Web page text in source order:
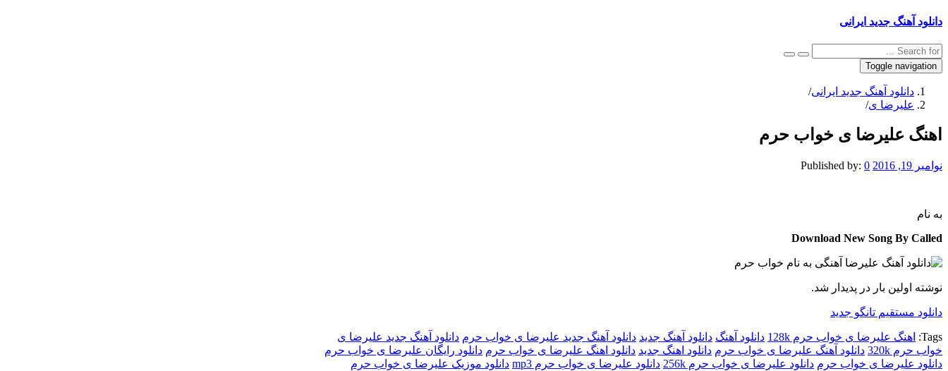
دانلود آهنگ جدید ایرانی
Toggle navigation
دانلود آهنگ جدید ایرانی/
علیرضا ی/
اهنگ علیرضا ی خواب حرم
نوامبر 19, 2016 Published by: 0
به نام
Download New Song By Called
نوشته اولین بار در پدیدار شد.
دانلود مستقیم تانگو جدید
Tags: اهنگ علیرضا ی خواب حرم 128k دانلود آهنگ دانلود آهنگ جدید دانلود آهنگ جدید علیرضا ی خواب حرم دانلود آهنگ جدید علیرضا ی
خواب حرم 320k
دانلود آهنگ علیرضا ی خواب حرم دانلود اهنگ جدید دانلود اهنگ علیرضا ی خواب حرم دانلود رایگان علیرضا ی خواب حرم
دانلود علیرضا ی خواب حرم دانلود علیرضا ی خواب حرم 256k دانلود علیرضا ی خواب حرم mp3 دانلود موزیک علیرضا ی خواب حرم